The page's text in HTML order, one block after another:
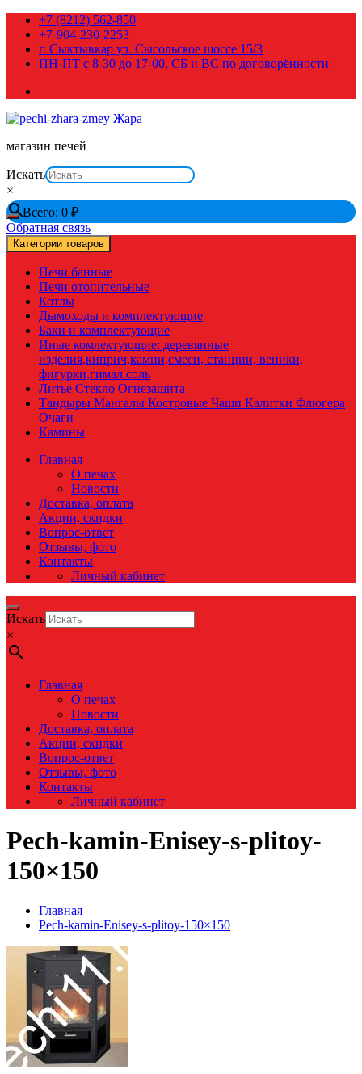
Перейти
содержимому
+7 (8212) 562-850
+7-904-230-2253
г. Сыктывкар ул. Сысольское шоссе 15/3
ПН-ПТ с 8-30 до 17-00, СБ и ВС по договорённости
Жара
магазин печей
Искать
×
Всего: 0 ₽
Обратная связь
Категории товаров
Печи банные
Печи отопительные
Котлы
Дымоходы и комплектующие
Баки и комплектующие
Иные комлектующие: деревянные
изделия,киприч,камни,смеси, станции, веники,
фигурки,гимал.соль
Литье Стекло Огнезащита
Тандыры Мангалы Костровые Чаши Калитки Флюгера
Очаги
Камины
Главная
О печах
Новости
Доставка, оплата
Акции, скидки
Вопрос-ответ
Отзывы, фото
Контакты
Личный кабинет
Искать
×
Главная
О печах
Новости
Доставка, оплата
Акции, скидки
Вопрос-ответ
Отзывы, фото
Контакты
Личный кабинет
Pech-kamin-Enisey-s-plitoy-
150×150
Главная
Pech-kamin-Enisey-s-plitoy-150×150